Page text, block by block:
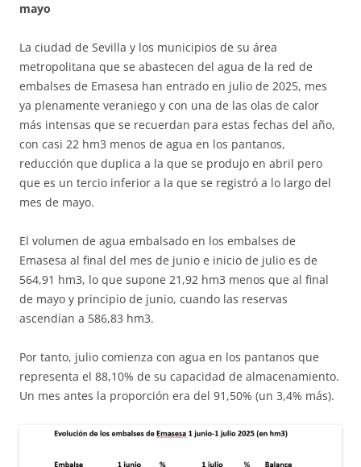
mayo
La ciudad de Sevilla y los municipios de su área
metropolitana que se abastecen del agua de la red de
embalses de Emasesa han entrado en julio de 2025, mes
ya plenamente veraniego y con una de las olas de calor
más intensas que se recuerdan para estas fechas del año,
con casi 22 hm3 menos de agua en los pantanos,
reducción que duplica a la que se produjo en abril pero
que es un tercio inferior a la que se registró a lo largo del
mes de mayo.
El volumen de agua embalsado en los embalses de
Emasesa al final del mes de junio e inicio de julio es de
564,91 hm3, lo que supone 21,92 hm3 menos que al final
de mayo y principio de junio, cuando las reservas
ascendían a 586,83 hm3.
Por tanto, julio comienza con agua en los pantanos que
representa el 88,10% de su capacidad de almacenamiento.
Un mes antes la proporción era del 91,50% (un 3,4% más).